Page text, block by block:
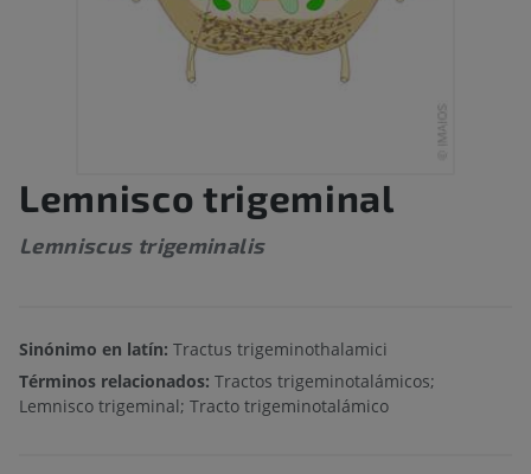
Lemnisco trigeminal
Lemniscus trigeminalis
Sinónimo en latín: Tractus trigeminothalamici
Términos relacionados: Tractos trigeminotalámicos;
Lemnisco trigeminal; Tracto trigeminotalámico